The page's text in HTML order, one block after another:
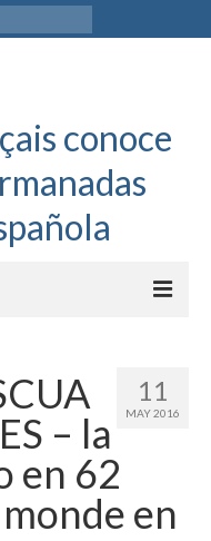
conoce
11
MAY 2016
– la
en 62
en